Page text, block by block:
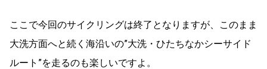
ここで今回のサイクリングは終了となりますが、このまま
大洗方面へと続く海沿いの”大洗・ひたちなかシーサイド
ルート”を走るのも楽しいですよ。